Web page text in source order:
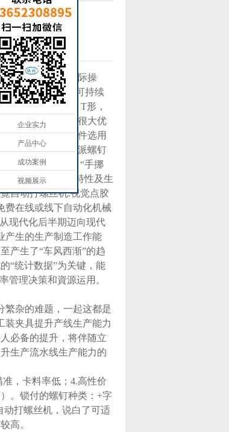
机
丝机可单机版实际操
用领域广，每日可持续
字型，Y字型，T形，
轴一起拧螺钉，很大优
螺丝机，系统软件选用
分派系统软件分派螺钉
进行锁付.降低了“手挪
短，可融合商品特性及生
自动打螺丝机.视觉点胶
费在线或线下自动化机械
现代化后半期迈向现代
产生的生产制造工作能
产生了“车风西渐”的趋
“统计数据”为关键，能
管理决策和資源运用。
繁杂的难题，一起这都是
装夹具提升产线生产能力
必备的提升，将伴随立
生产流水线生产能力的
，卡料率低；4.高性价
。锁付的螺钉种类：+字
打螺丝机，说白了可适
高。
企业实力
产品中心
成功案例
视频展示